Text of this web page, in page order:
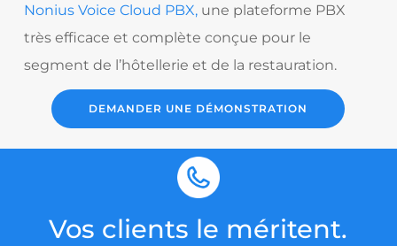
Nonius Voice Cloud PBX,une plateforme PBX
très efficace et complète conçue pour le
segment de l’hôtellerie et de la restauration.
DEMANDER UNE DÉMONSTRATION
Vos clients le méritent.